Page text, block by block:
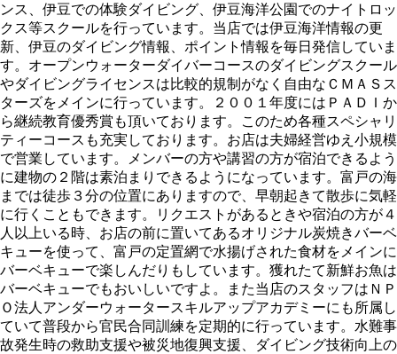
ンス、伊豆での体験ダイビング、伊豆海洋公園でのナイトロッ
クス等スクールを行っています。当店では伊豆海洋情報の更
新、伊豆のダイビング情報、ポイント情報を毎日発信していま
す。オープンウォーターダイバーコースのダイビングスクール
やダイビングライセンスは比較的規制がなく自由なＣＭＡＳス
ターズをメインに行っています。２００１年度にはＰＡＤＩか
ら継続教育優秀賞も頂いております。このため各種スペシャリ
ティーコースも充実しております。お店は夫婦経営ゆえ小規模
で営業しています。メンバーの方や講習の方が宿泊できるよう
に建物の２階は素泊まりできるようになっています。富戸の海
までは徒歩３分の位置にありますので、早朝起きて散歩に気軽
に行くこともできます。リクエストがあるときや宿泊の方が４
人以上いる時、お店の前に置いてあるオリジナル炭焼きバーベ
キューを使って、富戸の定置網で水揚げされた食材をメインに
バーベキューで楽しんだりもしています。獲れたて新鮮お魚は
バーベキューでもおいしいですよ。また当店のスタッフはＮＰ
Ｏ法人アンダーウォータースキルアップアカデミーにも所属し
ていて普段から官民合同訓練を定期的に行っています。水難事
故発生時の救助支援や被災地復興支援、ダイビング技術向上の